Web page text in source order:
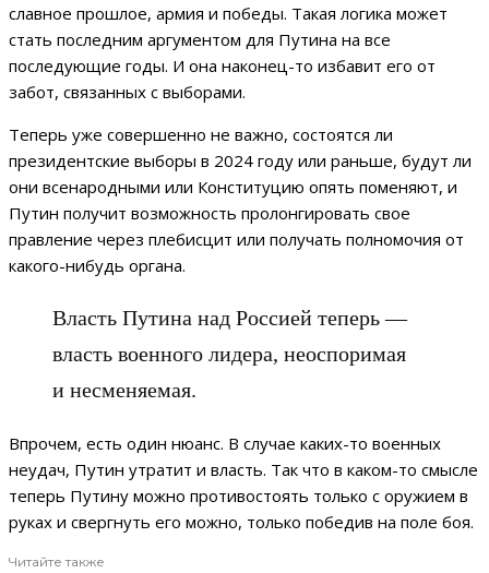
славное прошлое, армия и победы. Такая логика может
стать последним аргументом для Путина на все
последующие годы. И она наконец-то избавит его от
забот, связанных с выборами.
Теперь уже совершенно не важно, состоятся ли
президентские выборы в 2024 году или раньше, будут ли
они всенародными или Конституцию опять поменяют, и
Путин получит возможность пролонгировать свое
правление через плебисцит или получать полномочия от
какого-нибудь органа.
Власть Путина над Россией теперь —
власть военного лидера, неоспоримая
и несменяемая.
Впрочем, есть один нюанс. В случае каких-то военных
неудач, Путин утратит и власть. Так что в каком-то смысле
теперь Путину можно противостоять только с оружием в
руках и свергнуть его можно, только победив на поле боя.
Читайте также